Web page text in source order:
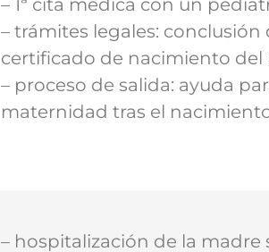
– 1ª cita médica con un
– trámites legales:
certificado de nacimiento del
– proceso de salida: ayuda
maternidad tras el
– hospitalización de la